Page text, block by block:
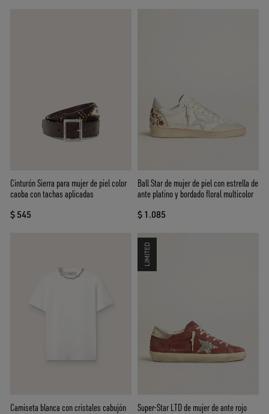
Cinturón Sierra para mujer de piel color
caoba con tachas aplicadas
$ 545
Ball Star de mujer de piel con estrella de
ante platino y bordado floral multicolor
$ 1.085
Camiseta blanca con cristales cabujón
LIMITED
Super-Star LTD de mujer de ante rojo